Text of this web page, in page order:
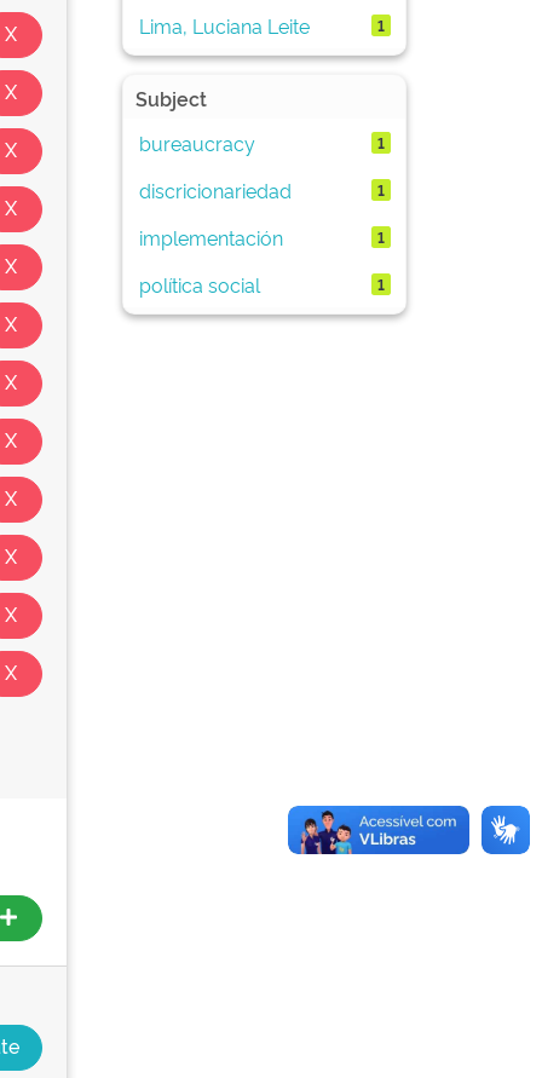
Lima, Luciana Leite 1
Subject
bureaucracy
1
discricionariedad 1
implementación 1
política social 1